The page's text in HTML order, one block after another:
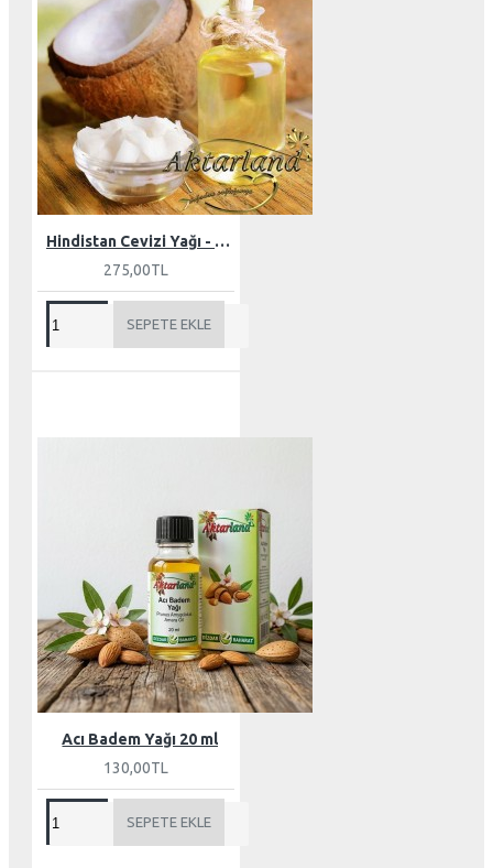
Hindistan Cevizi Yağı - Butter 150 gr
275,00TL
SEPETE EKLE
Acı Badem Yağı 20 ml
130,00TL
SEPETE EKLE